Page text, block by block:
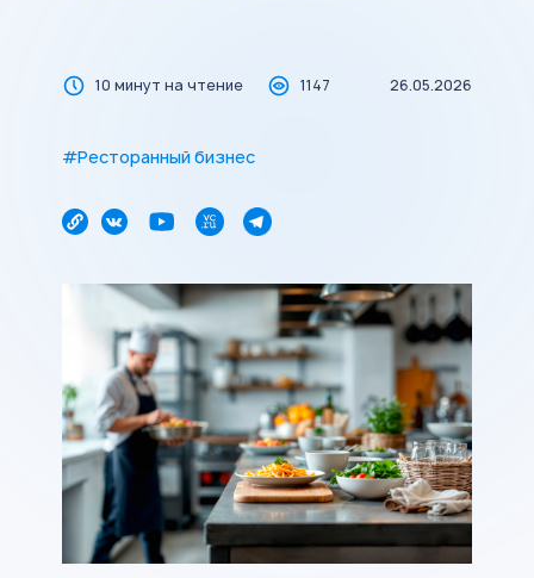
10 минут на чтение 1147 26.05.2026
#Ресторанный бизнес